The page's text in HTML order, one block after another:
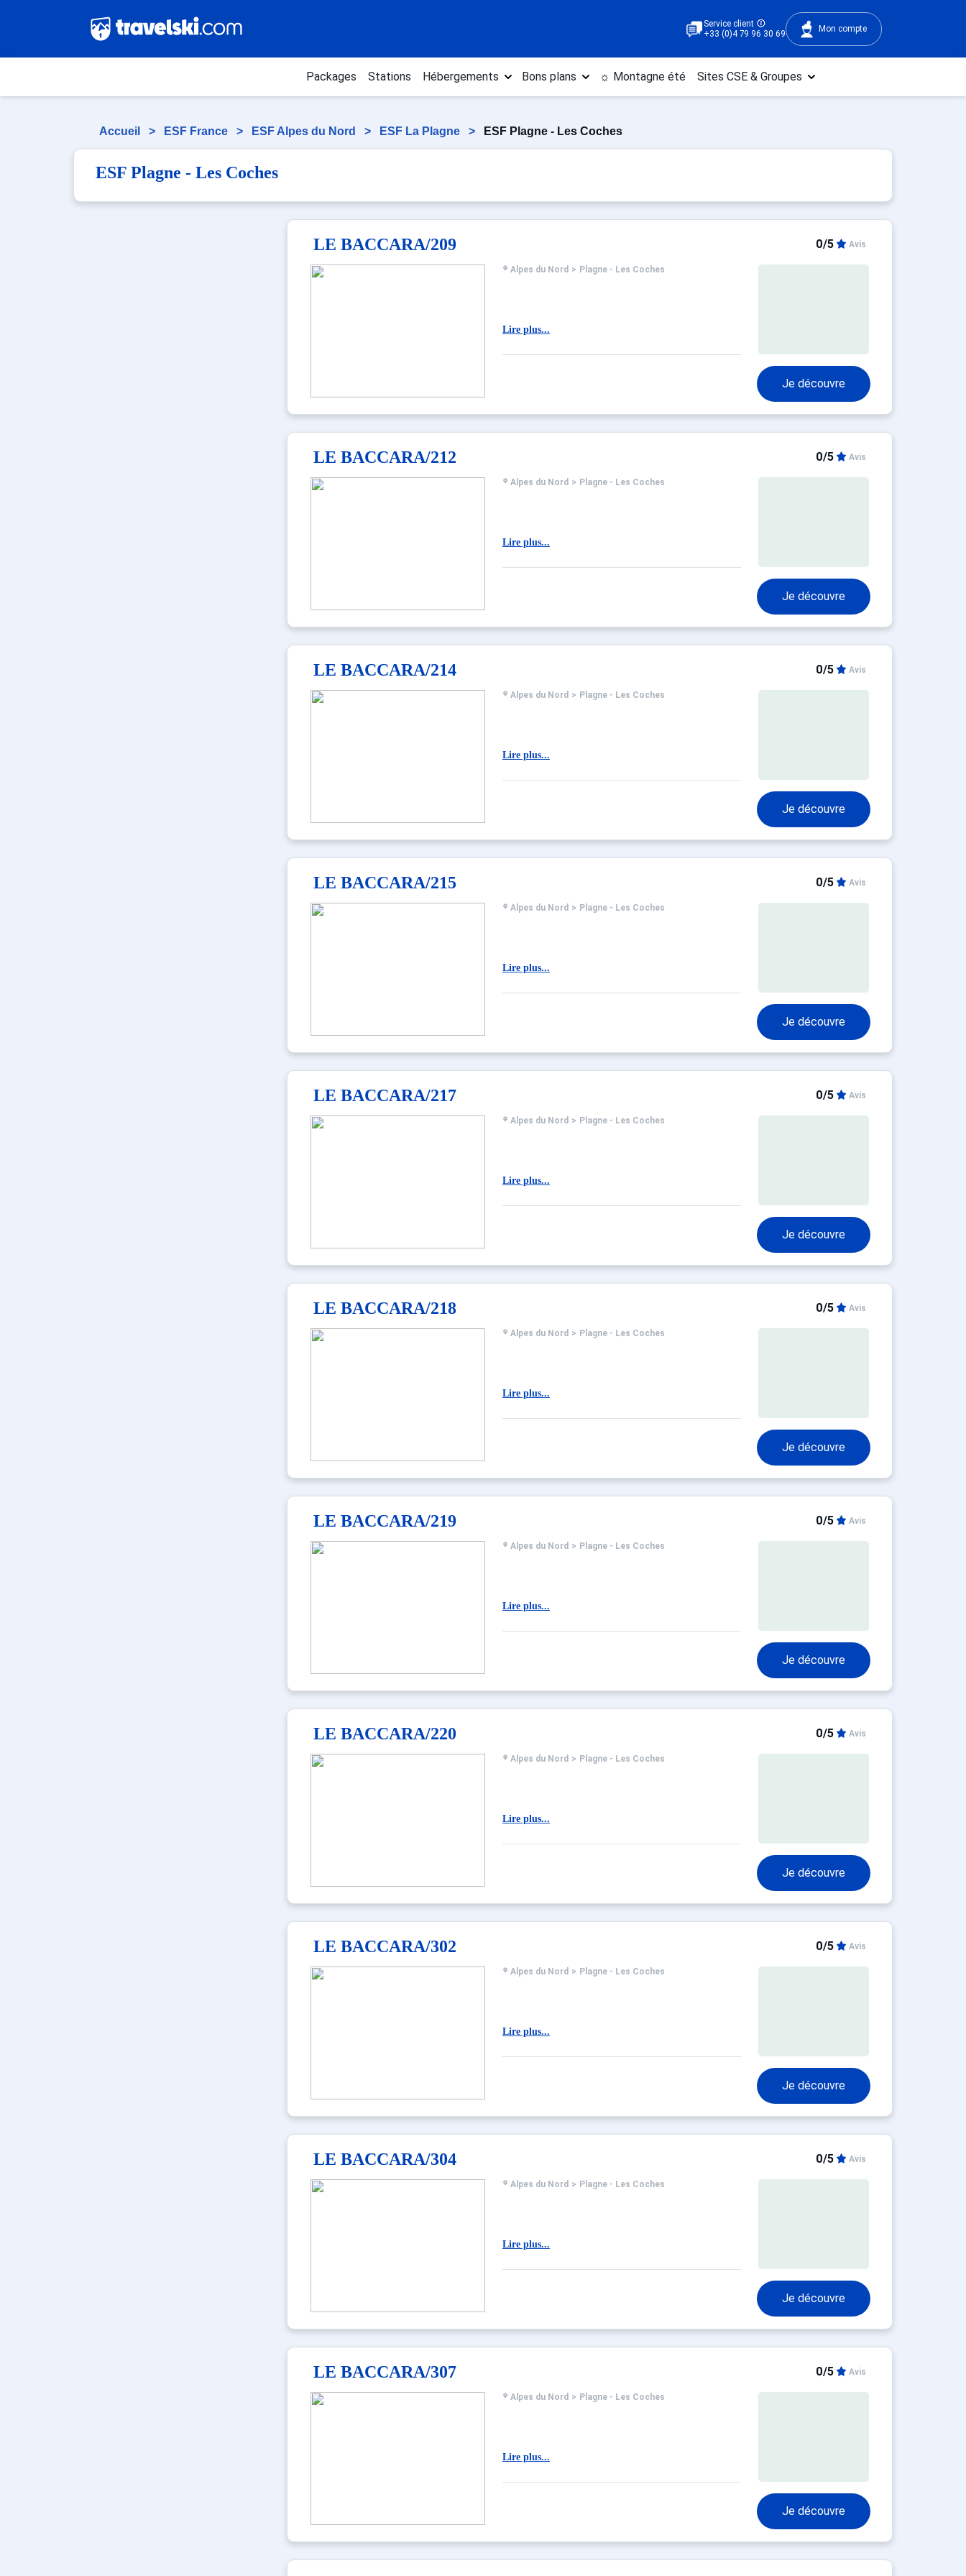
Service client
+33 (0)4 79 96 30 69
Mon compte
Packages Stations Hébergements Bons plans ☼ Montagne été Sites CSE & Groupes
Accueil > ESF France > ESF Alpes du Nord > ESF La Plagne > ESF Plagne - Les Coches
ESF Plagne - Les Coches
LE BACCARA/209 0/5 Avis
Alpes du Nord > Plagne - Les Coches
Lire plus...
Je découvre
LE BACCARA/212 0/5 Avis
Alpes du Nord > Plagne - Les Coches
Lire plus...
Je découvre
LE BACCARA/214 0/5 Avis
Alpes du Nord > Plagne - Les Coches
Lire plus...
Je découvre
LE BACCARA/215 0/5 Avis
Alpes du Nord > Plagne - Les Coches
Lire plus...
Je découvre
LE BACCARA/217 0/5 Avis
Alpes du Nord > Plagne - Les Coches
Lire plus...
Je découvre
LE BACCARA/218 0/5 Avis
Alpes du Nord > Plagne - Les Coches
Lire plus...
Je découvre
LE BACCARA/219 0/5 Avis
Alpes du Nord > Plagne - Les Coches
Lire plus...
Je découvre
LE BACCARA/220 0/5 Avis
Alpes du Nord > Plagne - Les Coches
Lire plus...
Je découvre
LE BACCARA/302 0/5 Avis
Alpes du Nord > Plagne - Les Coches
Lire plus...
Je découvre
LE BACCARA/304 0/5 Avis
Alpes du Nord > Plagne - Les Coches
Lire plus...
Je découvre
LE BACCARA/307 0/5 Avis
Alpes du Nord > Plagne - Les Coches
Lire plus...
Je découvre